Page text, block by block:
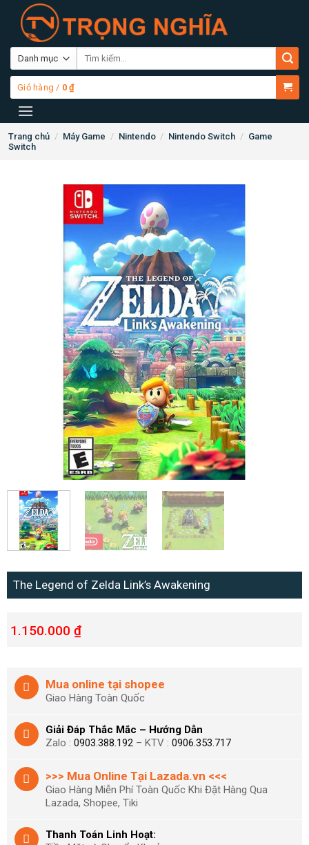
content
Tìm
Giỏ hàng / 0₫
Trang chủ / Máy Game / Nintendo / Nintendo Switch / Game
Switch
The Legend of Zelda Link’s Awakening
1.150.000 ₫
Mua online tại shopee
Giao Hàng Toàn Quốc
Giải Đáp Thắc Mắc – Hướng Dẫn
Zalo : 0903.388.192– KTV : 0906.353.717
>>> Mua Online Tại Lazada.vn <<<
Giao Hàng Miễn Phí Toàn Quốc Khi Đặt Hàng Qua
Lazada, Shopee, Tiki
Thanh Toán Linh Hoạt: